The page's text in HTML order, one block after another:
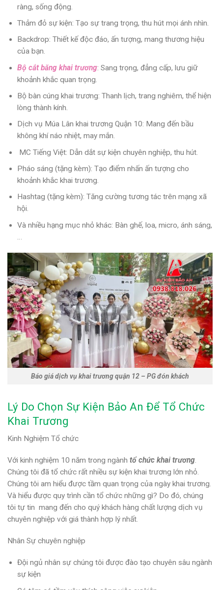
ràng, sống động.
Thảm đỏ sự kiện: Tạo sự trang trọng, thu hút mọi ánh nhìn.
Backdrop: Thiết kế độc đáo, ấn tượng, mang thương hiệu
của bạn.
Bộ cắt băng khai trương: Sang trọng, đẳng cấp, lưu giữ
khoảnh khắc quan trọng.
Bộ bàn cúng khai trương: Thanh lịch, trang nghiêm, thể hiện
lòng thành kính.
Dịch vụ Múa Lân khai trương Quận 10: Mang đến bầu
không khí náo nhiệt, may mắn.
MC Tiếng Việt: Dẫn dắt sự kiện chuyên nghiệp, thu hút.
Pháo sáng (tặng kèm): Tạo điểm nhấn ấn tượng cho
khoảnh khắc khai trương.
Hashtag (tặng kèm): Tăng cường tương tác trên mạng xã
hội.
Và nhiều hạng mục nhỏ khác: Bàn ghế, loa, micro, ánh sáng,
Báo giá dịch vụ khai trương quận 12 – PG đón khách
Lý Do Chọn Sự Kiện Bảo An Để Tổ Chức
Khai Trương
Kinh Nghiệm Tổ chức
Với kinh nghiệm 10 năm trong ngành tổ chức khai trương.
Chúng tôi đã tổ chức rất nhiều sự kiện khai trương lớn nhỏ.
Chúng tôi am hiểu được tầm quan trọng của ngày khai trương.
Và hiểu được quy trình cần tổ chức những gì? Do đó, chúng
tôi tự tin mang đến cho quý khách hàng chất lượng dịch vụ
chuyên nghiệp với giá thành hợp lý nhất.
Nhân Sự chuyên nghiệp
Đội ngủ nhân sự chúng tôi được đào tạo chuyên sâu ngành
sự kiện